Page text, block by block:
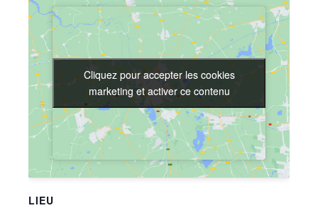
LIEU
Cliquez pour accepter les cookies
marketing et activer ce contenu
Cliquez pour accepter les cookies
marketing et activer ce contenu